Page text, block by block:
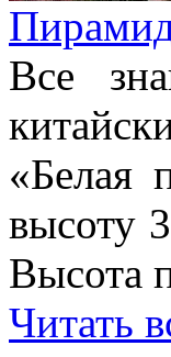
Все
«Белая
высоту
Высота
Читать